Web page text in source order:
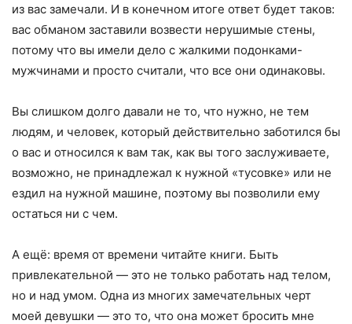
из вас замечали. И в конечном итоге ответ будет таков:
вас обманом заставили возвести нерушимые стены,
потому что вы имели дело с жалкими подонками-
мужчинами и просто считали, что все они одинаковы.
Вы слишком долго давали не то, что нужно, не тем
людям, и человек, который действительно заботился бы
о вас и относился к вам так, как вы того заслуживаете,
возможно, не принадлежал к нужной «тусовке» или не
ездил на нужной машине, поэтому вы позволили ему
остаться ни с чем.
А ещё: время от времени читайте книги. Быть
привлекательной — это не только работать над телом,
но и над умом. Одна из многих замечательных черт
моей девушки — это то, что она может бросить мне